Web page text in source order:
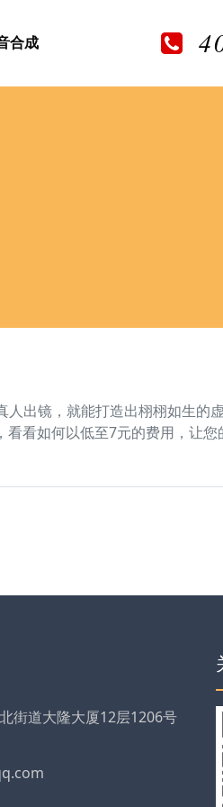
合成
出镜，就能打造出栩栩如生的
看如何以低至7元的费用，让
街道大隆大厦12层1206号